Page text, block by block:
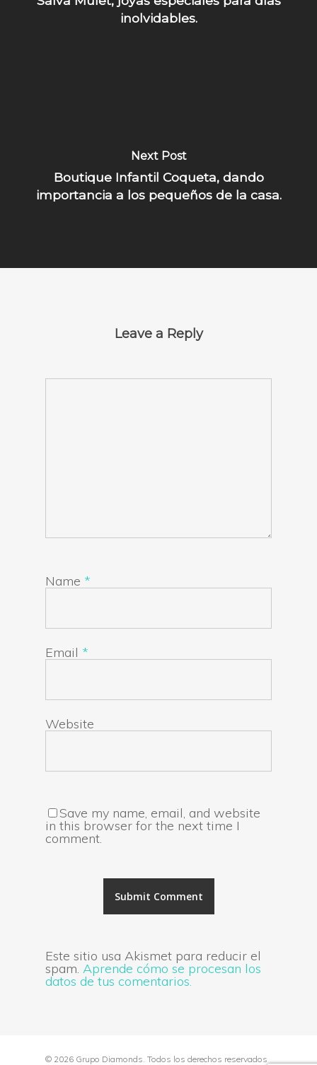
inolvidables.
Next Post
Boutique Infantil Coqueta, dando
importancia a los pequeños de la casa.
Leave a Reply
Name *
Email *
Website
Save my name, email, and website
in this browser for the next time I
comment.
Este sitio usa Akismet para reducir el
spam. Aprende cómo se procesan los
datos de tus comentarios.
© 2026 Grupo Diamonds. Todos los derechos reservados